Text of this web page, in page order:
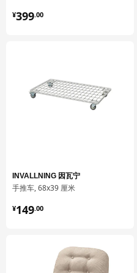
¥399.00
¥ 399.00
INVALLNING 因瓦宁
手推车, 68x39 厘米
¥149.00
¥ 149.00